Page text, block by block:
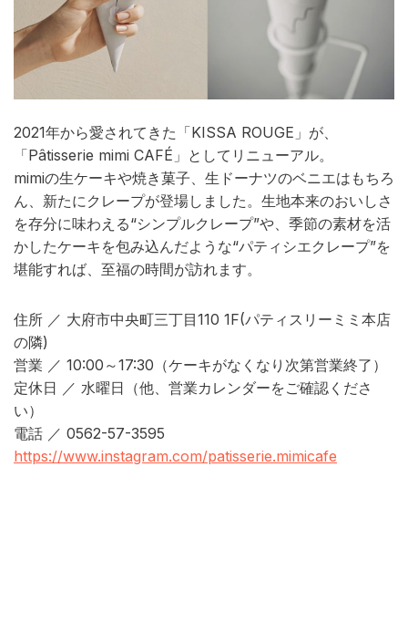
2021年から愛されてきた「KISSA ROUGE」が、
「Pâtisserie mimi CAFÉ」としてリニューアル。
mimiの生ケーキや焼き菓子、生ドーナツのベニエはもちろ
ん、新たにクレープが登場しました。生地本来のおいしさ
を存分に味わえる“シンプルクレープ”や、季節の素材を活
かしたケーキを包み込んだような“パティシエクレープ”を
堪能すれば、至福の時間が訪れます。
住所 ／ 大府市中央町三丁目110 1F(パティスリーミミ本店
の隣)
営業 ／ 10:00～17:30（ケーキがなくなり次第営業終了）
定休日 ／ 水曜日（他、営業カレンダーをご確認くださ
い）
電話 ／ 0562-57-3595
https://www.instagram.com/patisserie.mimicafe